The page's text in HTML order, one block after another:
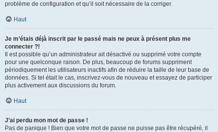
problème de configuration et qu’il soit nécessaire de la corriger.
Haut
Je m’étais déjà inscrit par le passé mais ne peux à présent plus me
connecter ?!
Il est possible qu’un administrateur ait désactivé ou supprimé votre compte
pour une quelconque raison. De plus, beaucoup de forums suppriment
périodiquement les utilisateurs inactifs afin de réduire la taille de leur base de
données. Si tel était le cas, inscrivez-vous de nouveau et essayez de participer
plus activement aux discussions du forum.
Haut
J’ai perdu mon mot de passe !
Pas de panique ! Bien que votre mot de passe ne puisse pas être récupéré, il